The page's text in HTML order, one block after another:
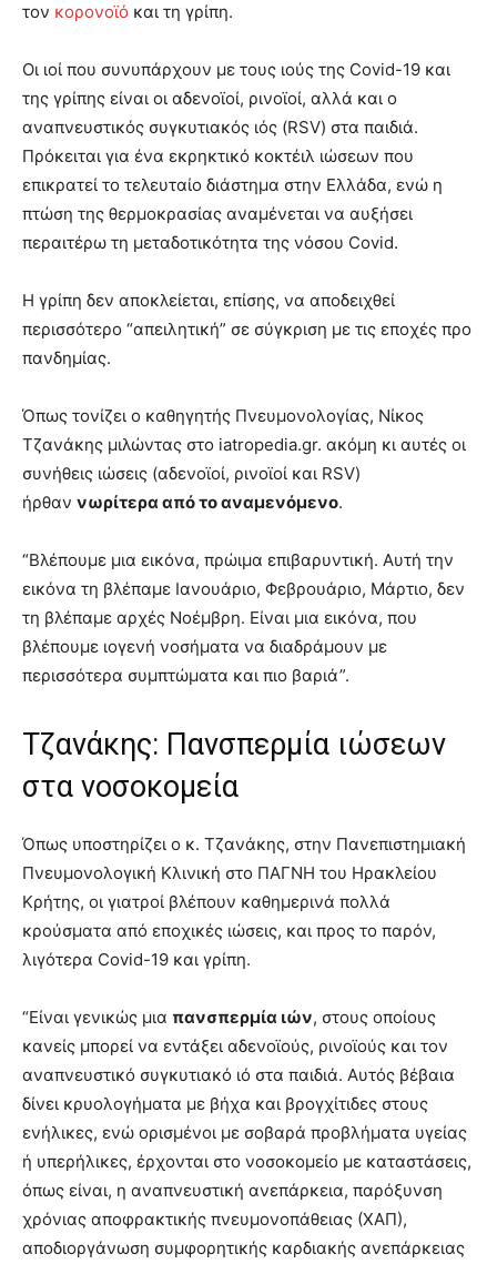
τον κορονοϊό και τη γρίπη.
Οι ιοί που συνυπάρχουν με τους ιούς της Covid-19 και
της γρίπης είναι οι αδενοϊοί, ρινοϊοί, αλλά και ο
αναπνευστικός συγκυτιακός ιός (RSV) στα παιδιά.
Πρόκειται για ένα εκρηκτικό κοκτέιλ ιώσεων που
επικρατεί το τελευταίο διάστημα στην Ελλάδα, ενώ η
πτώση της θερμοκρασίας αναμένεται να αυξήσει
περαιτέρω τη μεταδοτικότητα της νόσου Covid.
Η γρίπη δεν αποκλείεται, επίσης, να αποδειχθεί
περισσότερο “απειλητική” σε σύγκριση με τις εποχές προ
πανδημίας.
Όπως τονίζει ο καθηγητής Πνευμονολογίας, Νίκος
Τζανάκης μιλώντας στο iatropedia.gr. ακόμη κι αυτές οι
συνήθεις ιώσεις (αδενοϊοί, ρινοϊοί και RSV)
ήρθαν νωρίτερα από το αναμενόμενο.
“Βλέπουμε μια εικόνα, πρώιμα επιβαρυντική. Αυτή την
εικόνα τη βλέπαμε Ιανουάριο, Φεβρουάριο, Μάρτιο, δεν
τη βλέπαμε αρχές Νοέμβρη. Είναι μια εικόνα, που
βλέπουμε ιογενή νοσήματα να διαδράμουν με
περισσότερα συμπτώματα και πιο βαριά”.
Τζανάκης: Πανσπερμία ιώσεων
στα νοσοκομεία
Όπως υποστηρίζει ο κ. Τζανάκης, στην Πανεπιστημιακή
Πνευμονολογική Κλινική στο ΠΑΓΝΗ του Ηρακλείου
Κρήτης, οι γιατροί βλέπουν καθημερινά πολλά
κρούσματα από εποχικές ιώσεις, και προς το παρόν,
λιγότερα Covid-19 και γρίπη.
“Είναι γενικώς μια πανσπερμία ιών, στους οποίους
κανείς μπορεί να εντάξει αδενοϊούς, ρινοϊούς και τον
αναπνευστικό συγκυτιακό ιό στα παιδιά. Αυτός βέβαια
δίνει κρυολογήματα με βήχα και βρογχίτιδες στους
ενήλικες, ενώ ορισμένοι με σοβαρά προβλήματα υγείας
ή υπερήλικες, έρχονται στο νοσοκομείο με καταστάσεις,
όπως είναι, η αναπνευστική ανεπάρκεια, παρόξυνση
χρόνιας αποφρακτικής πνευμονοπάθειας (ΧΑΠ),
αποδιοργάνωση συμφορητικής καρδιακής ανεπάρκειας